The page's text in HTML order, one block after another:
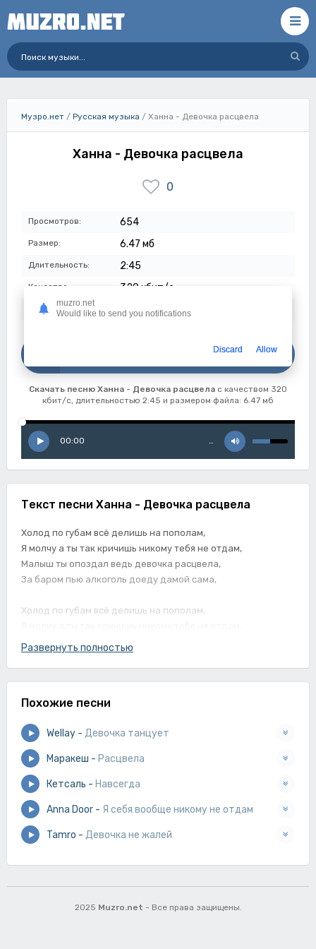
Музро.нет / Русская музыка / Ханна - Девочка расцвела
Ханна - Девочка расцвела
0
Просмотров: 654
Размер: 6.47 мб
Длительность: 2:45
Качество: 320 кбит/с
Дата: 12-07-2023
Скачать песню Ханна - Девочка расцвела с качеством 320
кбит/с, длительностью 2:45 и размером файла: 6.47 мб
00:00 …
Текст песни Ханна - Девочка расцвела
Холод по губам всё делишь на пополам,
Я молчу а ты так кричишь никому тебя не отдам,
Малыш ты опоздал ведь девочка расцвела,
За баром пью алкоголь доеду дамой сама,
Холод по губам всё делишь на пополам,
Малыш ты опоздал ведь девочка расцвела,
Я молчу а ты так кричишь никому тебя не отдам,
За баром пью алкоголь доеду дамой сама.
Развернуть полностью
Похожие песни
Wellay - Девочка танцует
Маракеш - Расцвела
Кетсаль - Навсегда
Anna Door - Я себя вообще никому не отдам
Tamro - Девочка не жалей
2025 Muzro.net - Все права защищены.
muzro.net
Would like to send you notifications
Discard Allow